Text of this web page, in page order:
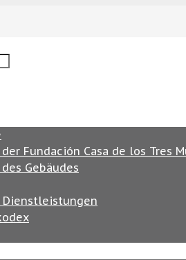
Fundación Casa de los Tres
Gebäudes